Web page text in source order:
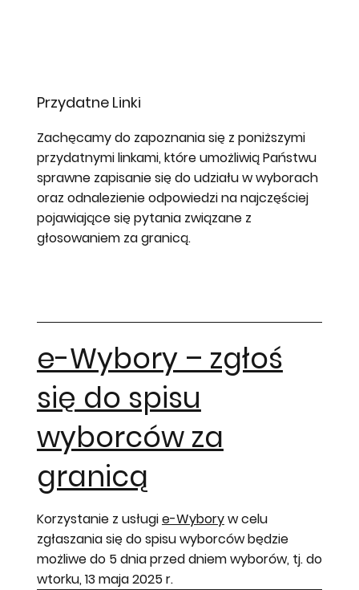
Przydatne Linki
Zachęcamy do zapoznania się z poniższymi
przydatnymi linkami, które umożliwią Państwu
sprawne zapisanie się do udziału w wyborach
oraz odnalezienie odpowiedzi na najczęściej
pojawiające się pytania związane z
głosowaniem za granicą.
e-Wybory – zgłoś
się do spisu
wyborców za
granicą
Korzystanie z usługie-Wyboryw celu
zgłaszania się do spisu wyborców będzie
możliwe do 5 dnia przed dniem wyborów, tj. do
wtorku, 13 maja 2025 r.